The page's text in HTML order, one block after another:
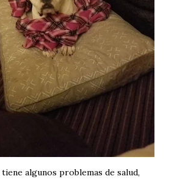
algunos problemas de salud,